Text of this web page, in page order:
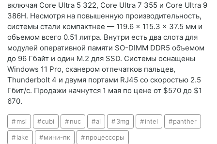
включая Core Ultra 5 322, Core Ultra 7 355 и Core Ultra 9
386H. Несмотря на повышенную производительность,
системы стали компактнее — 119.6 × 115.3 × 37.5 мм и
объемом всего 0.51 литра. Внутри есть два слота для
модулей оперативной памяти SO-DIMM DDR5 объемом
до 96 Гбайт и один M.2 для SSD. Системы оснащены
Windows 11 Pro, сканером отпечатков пальцев,
Thunderbolt 4 и двумя портами RJ45 со скоростью 2.5
Гбит/с. Продажи начнутся 1 мая по цене от $570 до $1
670.
msi cubi nuc ai 3mg intel panther
lake мини-пк процессоры